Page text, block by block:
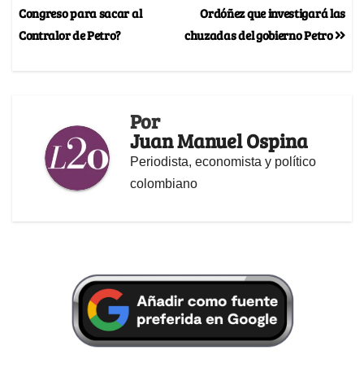
Ordóñez que investigará las
chuzadas del gobierno Petro
Congreso para sacar al
Contralor de Petro?
Por
Juan Manuel Ospina
Periodista, economista y político
colombiano